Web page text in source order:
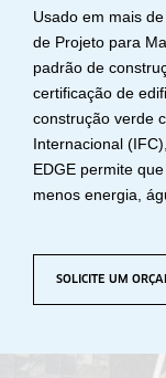
Usado em mais
de Projeto para
padrão de
certificação de
construção verde
Internacional
EDGE permite
menos energia,
SOLICITE UM